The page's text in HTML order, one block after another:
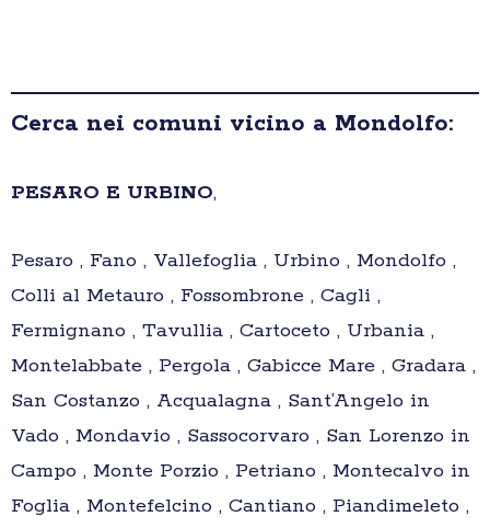
Cerca nei comuni vicino a Mondolfo:
PESARO E URBINO,
Pesaro , Fano , Vallefoglia , Urbino , Mondolfo ,
Colli al Metauro , Fossombrone , Cagli ,
Fermignano , Tavullia , Cartoceto , Urbania ,
Montelabbate , Pergola , Gabicce Mare , Gradara ,
San Costanzo , Acqualagna , Sant’Angelo in
Vado , Mondavio , Sassocorvaro , San Lorenzo in
Campo , Monte Porzio , Petriano , Montecalvo in
Foglia , Montefelcino , Cantiano , Piandimeleto ,